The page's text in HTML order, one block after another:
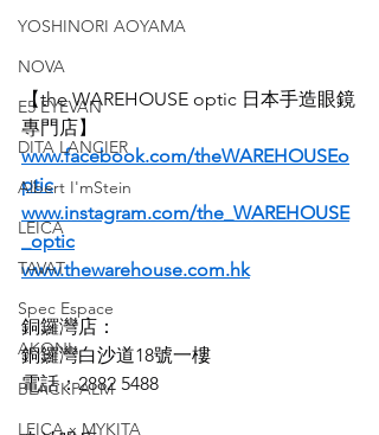
YOSHINORI AOYAMA
NOVA
E5 EYEVAN
DITA LANCIER
Albert I'mStein
LEICA
TAVAT
Spec Espace
AKONI
BLACKPALM
LEICA x MYKITA
【the WAREHOUSE optic 日本手造眼鏡
專門店】
www.facebook.com/theWAREHOUSEo
ptic
www.instagram.com/the_WAREHOUSE
_optic
www.thewarehouse.com.hk
銅鑼灣店：
銅鑼灣白沙道18號一樓
電話：2882 5488